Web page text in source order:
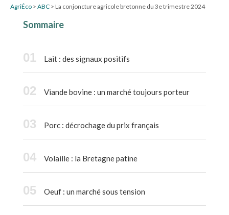
AgriÉco > ABC > La conjoncture agricole bretonne du 3e trimestre 2024
Sommaire
Lait : des signaux positifs
Viande bovine : un marché toujours porteur
Porc : décrochage du prix français
Volaille : la Bretagne patine
Oeuf : un marché sous tension